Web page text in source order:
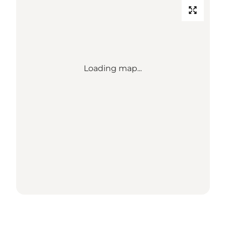
Loading map...